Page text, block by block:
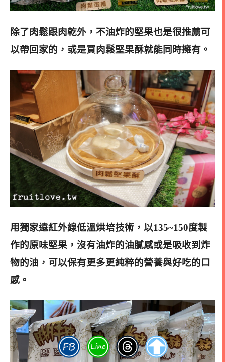
除了肉鬆跟肉乾外，不油炸的堅果也是很推薦可
以帶回家的，或是買肉鬆堅果酥就能同時擁有 。
用獨家遠紅外線低溫烘培技術，以135~150度製
作的原味堅果，沒有油炸的油膩感或是吸收到炸
物的油，可以保有更多更純粹的營養與好吃的口
感。